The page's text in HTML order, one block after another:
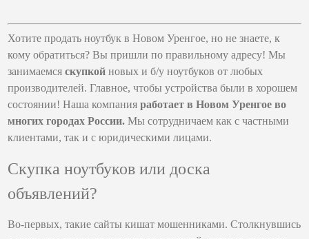
Хотите продать ноутбук в Новом Уренгое, но не знаете, к
кому обратиться? Вы пришли по правильному адресу! Мы
занимаемсяскупкой новых и б/у ноутбуков от любых
производителей. Главное, чтобы устройства были в хорошем
состоянии! Наша компанияработает в Новом Уренгое во
многих городах России. Мы сотрудничаем как с частными
клиентами, так и с юридическими лицами.
Скупка ноутбуков или доска
объявлений?
Во-первых, такие сайты кишат мошенниками. Столкнувшись